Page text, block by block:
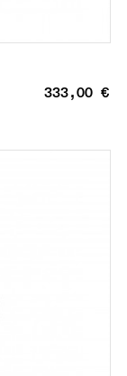
333,00 €